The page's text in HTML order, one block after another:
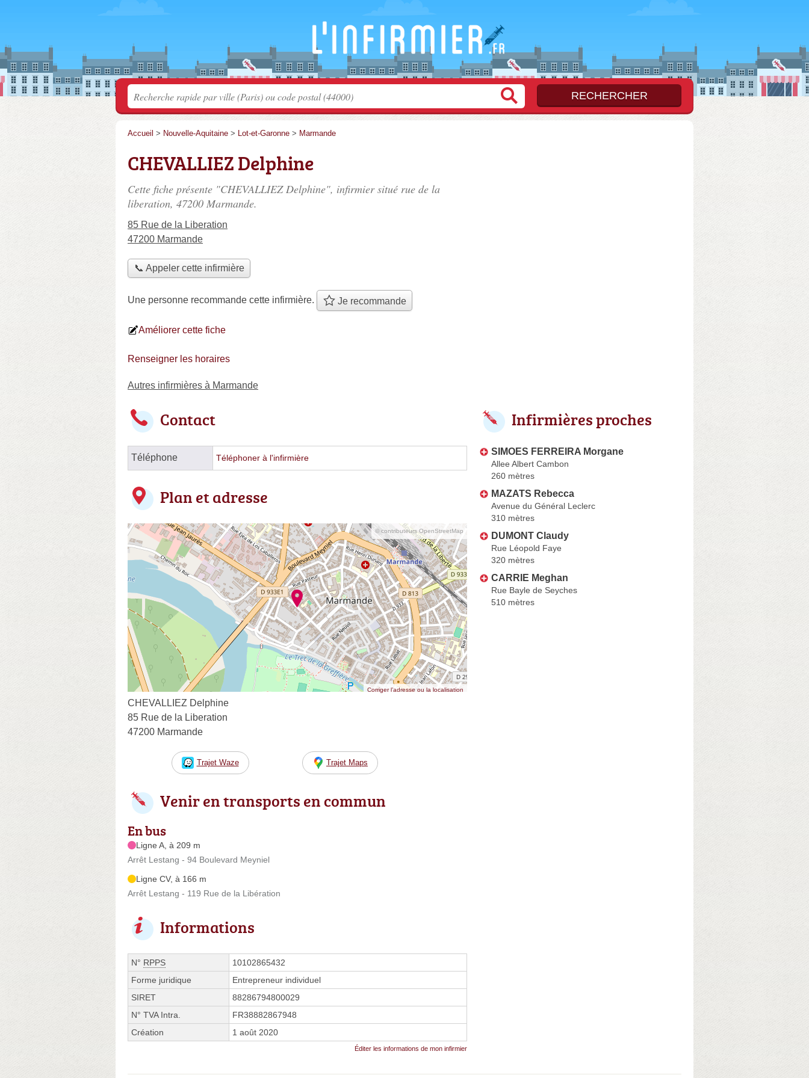
Accueil > Nouvelle-Aquitaine > Lot-et-Garonne > Marmande
CHEVALLIEZ Delphine
Cette fiche présente "CHEVALLIEZ Delphine", infirmier situé rue de la
liberation, 47200 Marmande.
85 Rue de la Liberation
47200 Marmande
📞 Appeler cette infirmière
Une personne recommande cette infirmière. Je recommande
Améliorer cette fiche
Renseigner les horaires
Autres infirmières à Marmande
Contact
Téléphone Téléphoner à l'infirmière
Plan et adresse
© contributeurs OpenStreetMap
Corriger l’adresse ou la localisation
CHEVALLIEZ Delphine
85 Rue de la Liberation
47200 Marmande
Trajet Waze Trajet Maps
Venir en transports en commun
En bus
Ligne A, à 209 m
Arrêt Lestang - 94 Boulevard Meyniel
Ligne CV, à 166 m
Arrêt Lestang - 119 Rue de la Libération
Informations
N° RPPS
10102865432
Forme juridique
Entrepreneur individuel
SIRET
88286794800029
N° TVA Intra.
FR38882867948
Création
1 août 2020
Éditer les informations de mon infirmier
Infirmières proches
SIMOES FERREIRA Morgane
Allee Albert Cambon
260 mètres
MAZATS Rebecca
Avenue du Général Leclerc
310 mètres
DUMONT Claudy
Rue Léopold Faye
320 mètres
CARRIE Meghan
Rue Bayle de Seyches
510 mètres